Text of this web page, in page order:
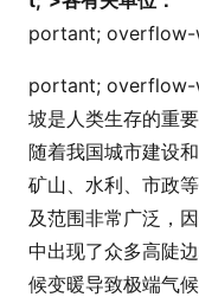
portant;
portant;
坡是人类生存的重
随着我国城市建设
矿山、水利、市政
及范围非常广泛，
中出现了众多高陡
候变暖导致极端气